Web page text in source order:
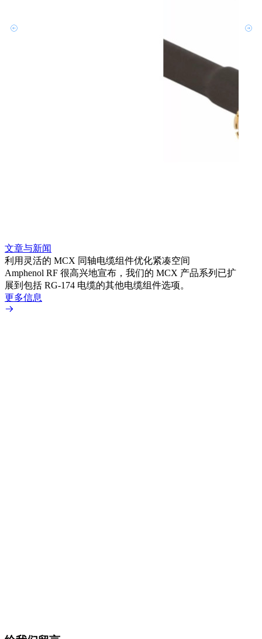
文章与新闻
利用灵活的 MCX 同轴电缆组件优化紧凑空间
Amphenol RF 很高兴地宣布，我们的 MCX 产品系列已扩
展到包括 RG-174 电缆的其他电缆组件选项。
更多信息